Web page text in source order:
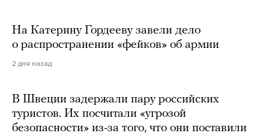
На Катерину Гордееву завели дело
о распространении «фейков» об армии
2 дня назад
В Швеции задержали пару российских
туристов. Их посчитали «угрозой
безопасности» из-за того, что они поставили